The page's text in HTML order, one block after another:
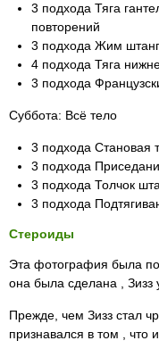
3 подхода Тяга
повторений
3 подхода Жим
4 подхода Тяга
3 подхода
Суббота: Всё тело
3 подхода Становая
3 подхода
3 подхода Толчок
3 подхода
Стероиды
Эта фотография была
она была сделана , Зизз
Прежде, чем Зизз стал
признавался в том , что